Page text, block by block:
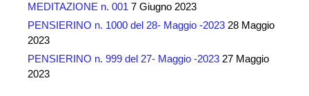
MEDITAZIONE n. 001 7 Giugno 2023
PENSIERINO n. 1000 del 28- Maggio -2023 28 Maggio
2023
PENSIERINO n. 999 del 27- Maggio -2023 27 Maggio
2023